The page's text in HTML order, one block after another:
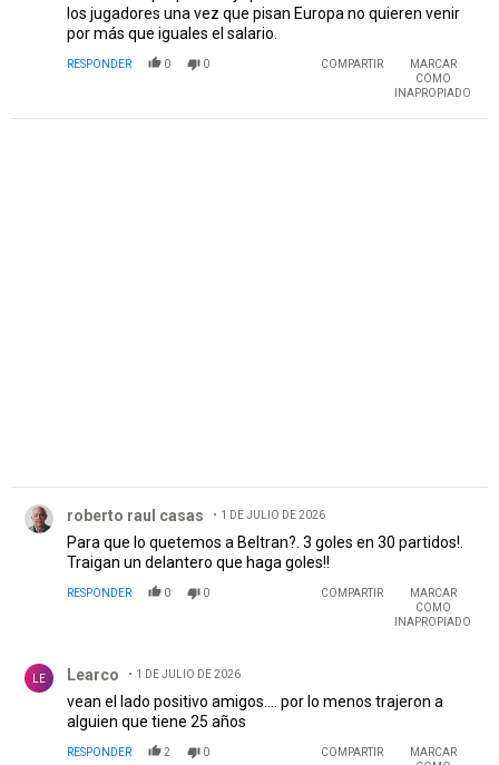
los jugadores una vez que pisan Europa no quieren venir
por más que iguales el salario.
RESPONDER 0 0 COMPARTIR
MARCAR
COMO
INAPROPIADO
roberto raul casas 1 DE JULIO DE 2026
Para que lo quetemos a Beltran?. 3 goles en 30 partidos!.
Traigan un delantero que haga goles!!
RESPONDER 0 0 COMPARTIR
MARCAR
COMO
INAPROPIADO
LE Learco 1 DE JULIO DE 2026
vean el lado positivo amigos.... por lo menos trajeron a
alguien que tiene 25 años
RESPONDER 2 0 COMPARTIR
MARCAR